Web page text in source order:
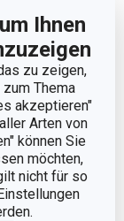
Ihnen
zu zeigen,
Thema
akzeptieren"
Arten von
können Sie
möchten,
nicht für so
mit